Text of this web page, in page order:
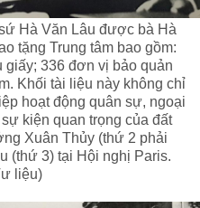
Hà Văn Lâu được bà Hà
tặng Trung tâm bao gồm:
336 đơn vị bảo quản
Khối tài liệu này không chỉ
hoạt động quân sự, ngoại
kiện quan trọng của đất
Xuân Thủy (thứ 2 phải
(thứ 3) tại Hội nghị Paris.
liệu)